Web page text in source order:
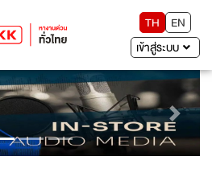
TH
EN
เข้าสู่ระบบ
Next